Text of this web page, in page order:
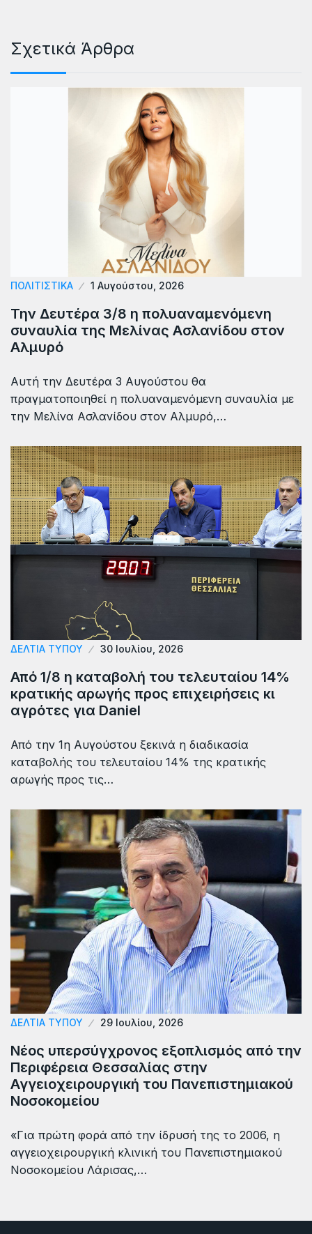
Σχετικά Άρθρα
ΠΟΛΙΤΙΣΤΙΚΑ 1 Αυγούστου, 2026
Την Δευτέρα 3/8 η πολυαναμενόμενη
συναυλία της Μελίνας Ασλανίδου στον
Αλμυρό
Αυτή την Δευτέρα 3 Αυγούστου θα
πραγματοποιηθεί η πολυαναμενόμενη συναυλία με
την Μελίνα Ασλανίδου στον Αλμυρό,…
ΔΕΛΤΙΑ ΤΥΠΟΥ 30 Ιουλίου, 2026
Από 1/8 η καταβολή του τελευταίου 14%
κρατικής αρωγής προς επιχειρήσεις κι
αγρότες για Daniel
Από την 1η Αυγούστου ξεκινά η διαδικασία
καταβολής του τελευταίου 14% της κρατικής
αρωγής προς τις…
ΔΕΛΤΙΑ ΤΥΠΟΥ 29 Ιουλίου, 2026
Νέος υπερσύγχρονος εξοπλισμός από την
Περιφέρεια Θεσσαλίας στην
Αγγειοχειρουργική του Πανεπιστημιακού
Νοσοκομείου
«Για πρώτη φορά από την ίδρυσή της το 2006, η
αγγειοχειρουργική κλινική του Πανεπιστημιακού
Νοσοκομείου Λάρισας,…